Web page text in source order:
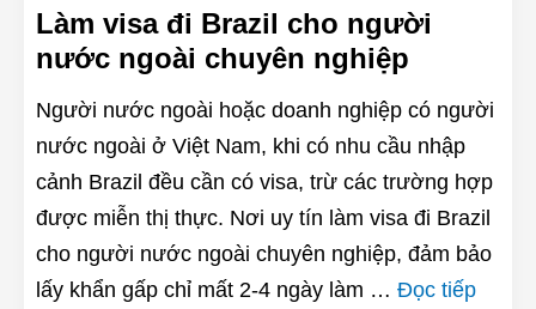
Làm visa đi Brazil cho người
nước ngoài chuyên nghiệp
Người nước ngoài hoặc doanh nghiệp có người
nước ngoài ở Việt Nam, khi có nhu cầu nhập
cảnh Brazil đều cần có visa, trừ các trường hợp
được miễn thị thực. Nơi uy tín làm visa đi Brazil
cho người nước ngoài chuyên nghiệp, đảm bảo
lấy khẩn gấp chỉ mất 2-4 ngày làm … Đọc tiếp